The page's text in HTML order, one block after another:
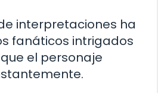
interpretaciones ha
fanáticos intrigados
el personaje